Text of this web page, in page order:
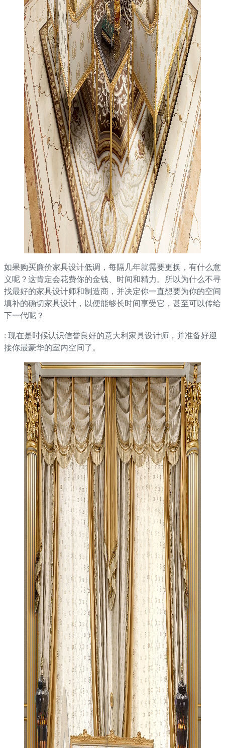
如果购买廉价家具设计低调，每隔几年就需要更换，有什么意
义呢？这肯定会花费你的金钱、时间和精力。所以为什么不寻
找最好的家具设计师和制造商，并决定你一直想要为你的空间
填补的确切家具设计，以便能够长时间享受它，甚至可以传给
下一代呢？
: 现在是时候认识信誉良好的意大利家具设计师，并准备好迎
接你最豪华的室内空间了。